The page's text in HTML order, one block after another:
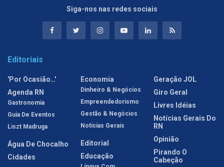
Siga-nos nas redes sociais
Editoriais
'Por Ocasião…'
Agenda RN
Gastronomia
Guia De Eventos
Liszt Madruga
Água De Chocalho
Cidades
Economia
Dinheiro & Negócios
Empreendedorismo
Gestão & Negócios
Notícias Gerais
Editorial
Educação
Geração JOL
Giro Geral
Livres Idéias
Notícias Gerais Do
RN
Opinião
Pirando O
Cabeção